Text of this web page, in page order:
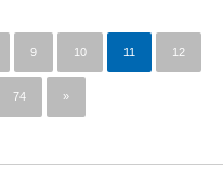
9 10 11 12
74 »